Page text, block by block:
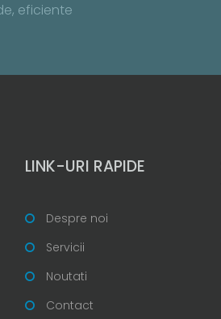
eficiente
LINK-URI RAPIDE
Despre noi
Servicii
Noutati
Contact